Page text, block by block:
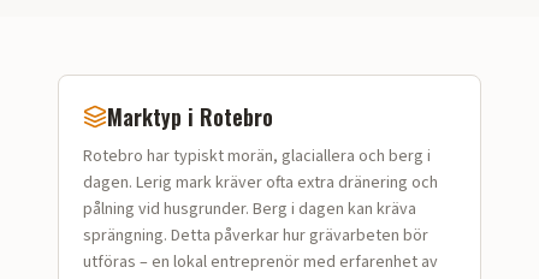
Marktyp i Rotebro
Rotebro har typisktmorän, glaciallera och berg i
dagen. Lerig mark kräver ofta extra dränering och
pålning vid husgrunder. Berg i dagen kan kräva
sprängning. Detta påverkar hur grävarbeten bör
utföras – en lokal entreprenör med erfarenhet av